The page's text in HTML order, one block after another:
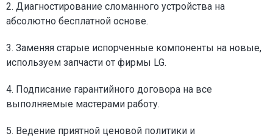
2. Диагностирование сломанного устройства на
абсолютно бесплатной основе.
3. Заменяя старые испорченные компоненты на новые,
используем запчасти от фирмы LG.
4. Подписание гарантийного договора на все
выполняемые мастерами работу.
5. Ведение приятной ценовой политики и